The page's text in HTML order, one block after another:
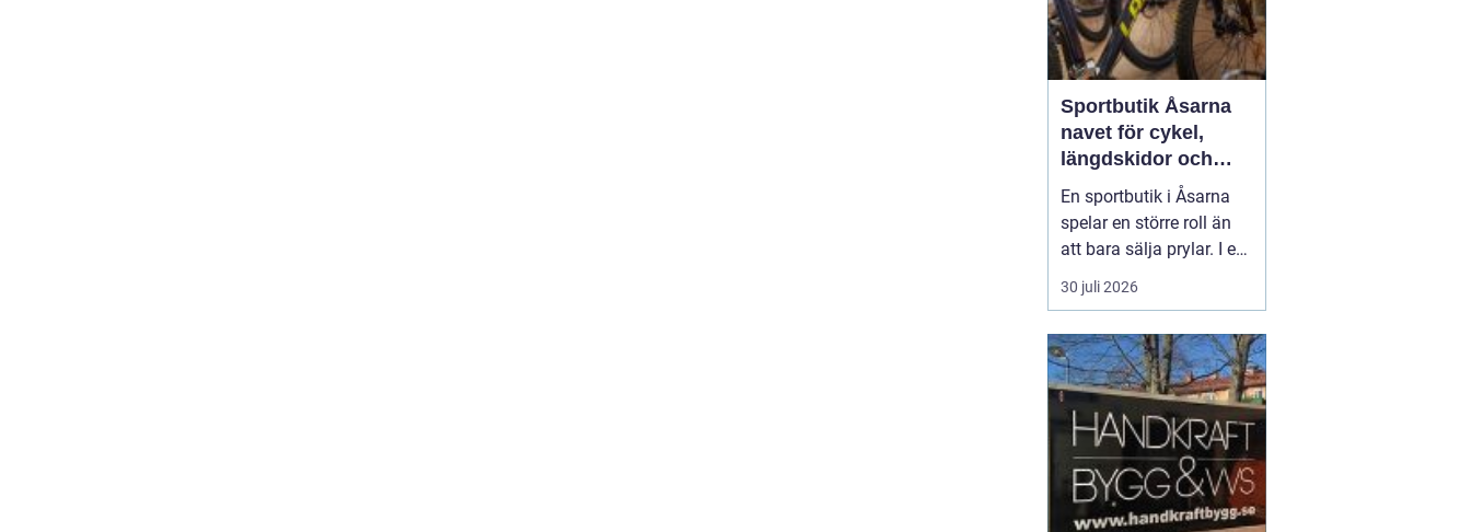
Sportbutik Åsarna
navet för cykel,
längdskidor och
löpning i södra
jämtland
En sportbutik i Åsarna
spelar en större roll än
att bara sälja prylar. I en
by känd för
längdskidåkning,
av skoter- och cykelleder
blir en bra butik en
samlingspunkt för alla
som gillar att röra på sig.
Här möts elitåkare, var...
30 juli 2026